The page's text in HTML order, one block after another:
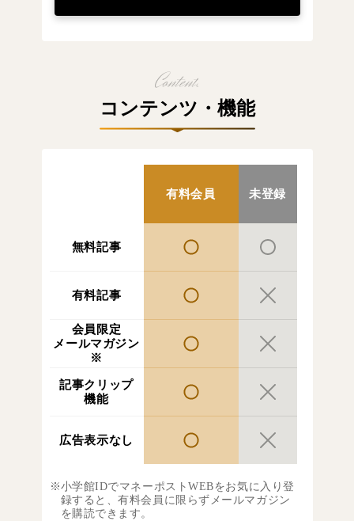
コンテンツ・機能
有料会員 未登録
無料記事
有料記事
会員限定
メールマガジン
※
記事クリップ
機能
広告表示なし
小学館IDでマネーポストWEBをお気に入り登
録すると、有料会員に限らずメールマガジン
を購読できます。